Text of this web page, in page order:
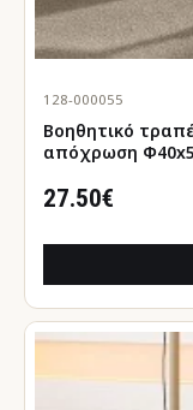
128-000055
Βοηθητικό τραπέζι Lalou
απόχρωση
27.50€